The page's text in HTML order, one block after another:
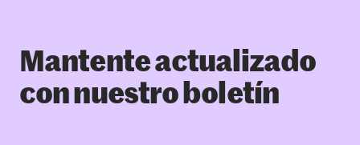
Mantente actualizado
con nuestro boletín